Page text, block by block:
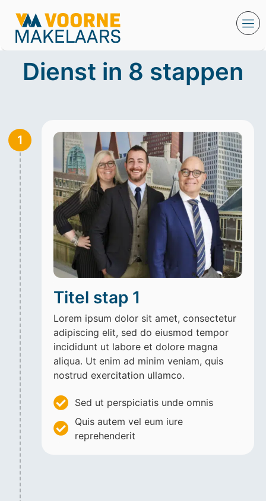
Dienst in 8 stappen
1
Titel stap 1
Lorem ipsum dolor sit amet, consectetur
adipiscing elit, sed do eiusmod tempor
incididunt ut labore et dolore magna
aliqua. Ut enim ad minim veniam, quis
nostrud exercitation ullamco.
Sed ut perspiciatis unde omnis
Quis autem vel eum iure
reprehenderit